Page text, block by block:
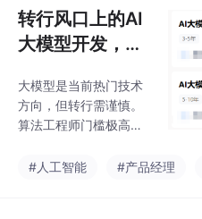
逐，而应先思考它解
者建议从业者避免盲目
转行，应评估自身优势
与长期发展，并强调深
文章还提供了AI大模型
应用开发工程师的职责
解析（需求分析、技术
薪资数据（月薪可达60
转行风口上的AI
大模型开发，能
业生涯？深度解
析就业前景与避
大模型是当前热门技术
方向，但转行需谨慎。
算法工程师门槛极高，
论基础；应用工程师门
#人工智能 #产品经理